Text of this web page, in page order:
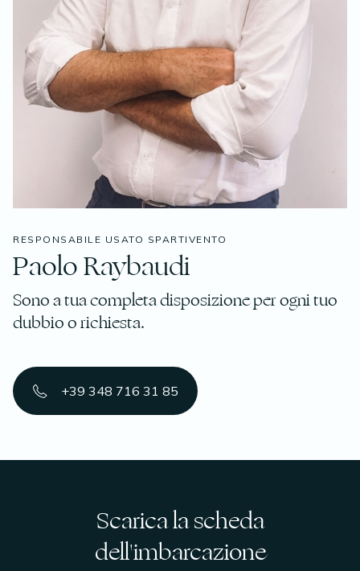
RESPONSABILE USATO SPARTIVENTO
Paolo Raybaudi
Sono a tua completa disposizione per ogni tuo
dubbio o richiesta.
+39 348 716 31 85
Scarica la scheda
dell'imbarcazione